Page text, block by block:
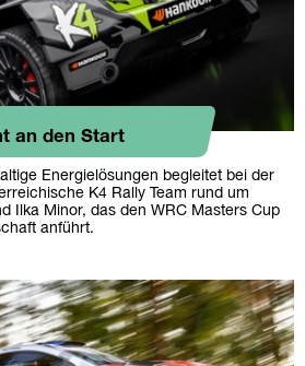
an den Start
Energielösungen begleitet bei der
K4 Rally Team rund um
Ilka Minor, das den WRC Masters Cup
anführt.